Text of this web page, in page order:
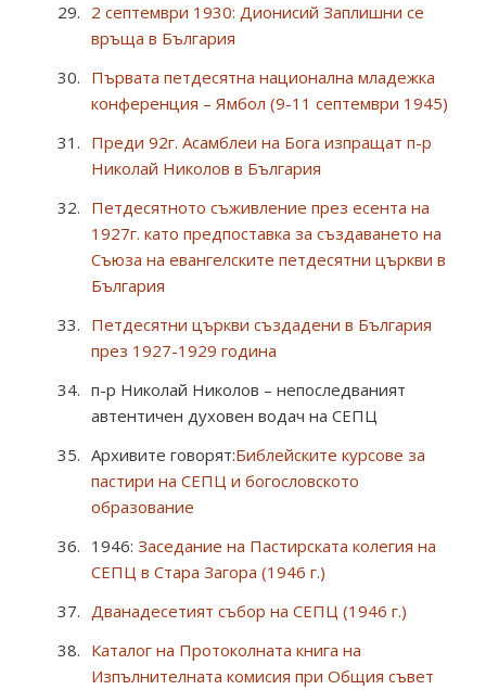
2 септември 1930: Дионисий Заплишни се
връща в България
Първата петдесятна национална младежка
конференция – Ямбол (9-11 септември 1945)
Преди 92г. Асамблеи на Бога изпращат п-р
Николай Николов в България
Петдесятното съживление през есента на
1927г. като предпоставка за създаването на
Съюза на евангелските петдесятни църкви в
България
Петдесятни църкви създадени в България
през 1927-1929 година
п-р Николай Николов – непоследваният
автентичен духовен водач на СЕПЦ
Архивите говорят:Библейските курсове за
пастири на СЕПЦ и богословското
образование
1946: Заседание на Пастирската колегия на
СЕПЦ в Стара Загора (1946 г.)
Дванадесетият събор на СЕПЦ (1946 г.)
Каталог на Протоколната книга на
Изпълнителната комисия при Общия съвет